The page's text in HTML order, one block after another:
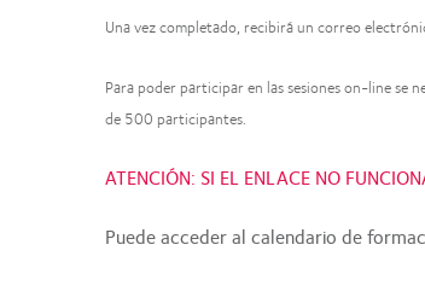
Una vez completado, recibirá un correo
Para poder participar en las sesiones on-line se
de 500 participantes.
ATENCIÓN: SI EL ENLACE NO
Puede acceder al calendario de